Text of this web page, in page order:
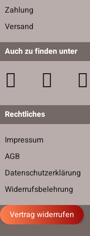
Zahlung
Versand
Auch zu finden unter
Rechtliches
Impressum
AGB
Datenschutzerklärung
Widerrufsbelehrung
Vertrag widerrufen